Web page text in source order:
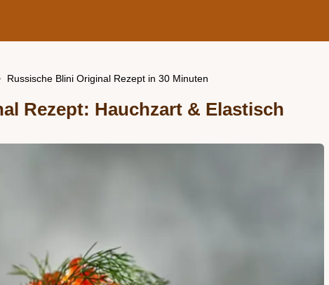
Russische Blini Original Rezept in 30 Minuten
Rezept: Hauchzart & Elastisch